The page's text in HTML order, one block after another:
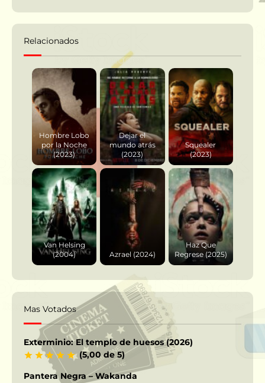
Relacionados
Hombre Lobo
por la Noche
(2023)
Dejar el
mundo atrás
(2023)
Squealer
(2023)
Van Helsing
(2004)
Azrael (2024)
Haz Que
Regrese (2025)
Mas Votados
Exterminio: El templo de huesos (2026)
(5,00 de 5)
Pantera Negra – Wakanda